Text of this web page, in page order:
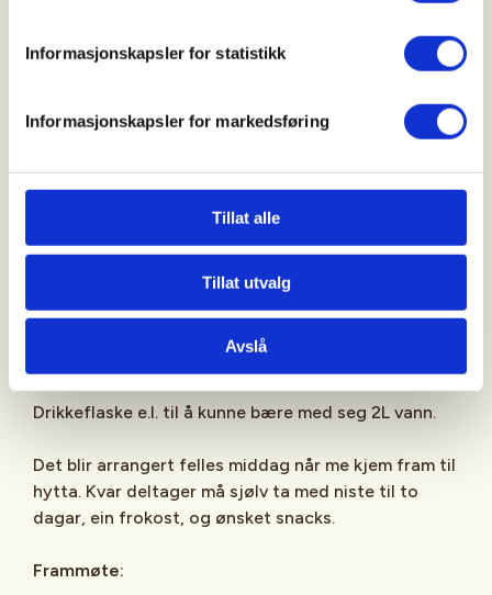
Informasjonskapsler for statistikk
Informasjonskapsler for markedsføring
Tillat alle
Tillat utvalg
Avslå
stilt krav om god fysisk form hjå deltakarane. Me
reknar med å vere ute på tur i 10–12 timar den
10 totalt inkl 3 turledere. Det vil sei 7 plasser til
Utstyr:
DNTs pakkeliste for sommer
Sekk med ekstra plass til fellesutstyr.
Drikkeflaske e.l. til å kunne bære med seg 2L vann.
Det blir arrangert felles middag når me kjem fram til
hytta. Kvar deltager må sjølv ta med niste til to
dagar, ein frokost, og ønsket snacks.
Frammøte: